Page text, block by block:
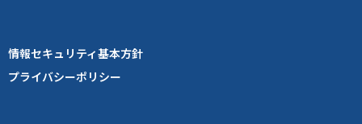
情報セキュリティ基本方針
プライバシーポリシー